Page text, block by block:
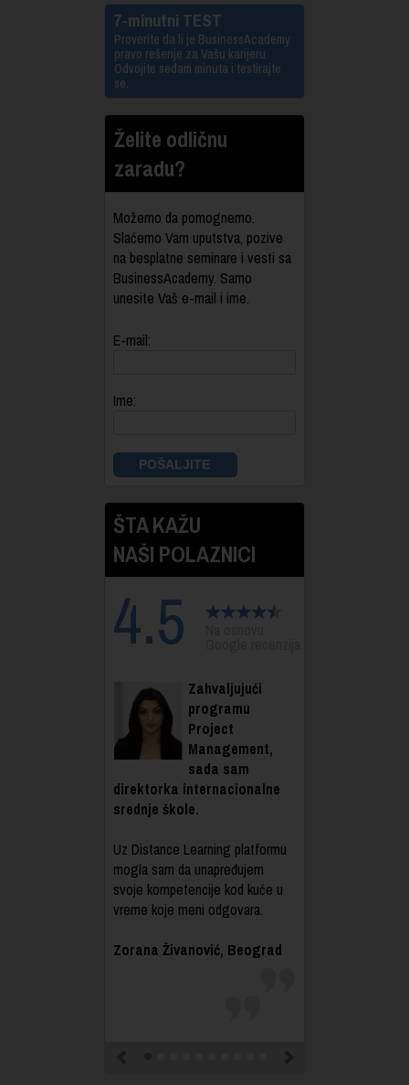
7-minutni TEST
Proverite da li je BusinessAcademy
pravo rešenje za Vašu karijeru.
Odvojite sedam minuta i testirajte
se.
Želite odličnu
zaradu?
Možemo da pomognemo.
Slaćemo Vam uputstva, pozive
na besplatne seminare i vesti sa
BusinessAcademy. Samo
unesite Vaš e-mail i ime.
E-mail:
Ime:
ŠTA KAŽU
NAŠI POLAZNICI
4.5
Zahvaljujući
programu
Project
Management,
sada sam
direktorka internacionalne
srednje škole.
Uz Distance Learning platformu
mogla sam da unapređujem
svoje kompetencije kod kuće u
vreme koje meni odgovara.
Zorana Živanović, Beograd